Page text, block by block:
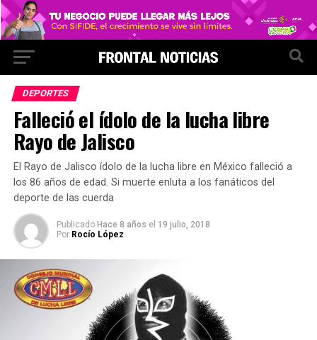
DEPORTES
Falleció el ídolo de la lucha libre
Rayo de Jalisco
El Rayo de Jalisco ídolo de la lucha libre en México falleció a
los 86 años de edad. Si muerte enluta a los fanáticos del
deporte de las cuerda
Publicado Hace 8 años el 19 julio, 2018
Por Rocío López